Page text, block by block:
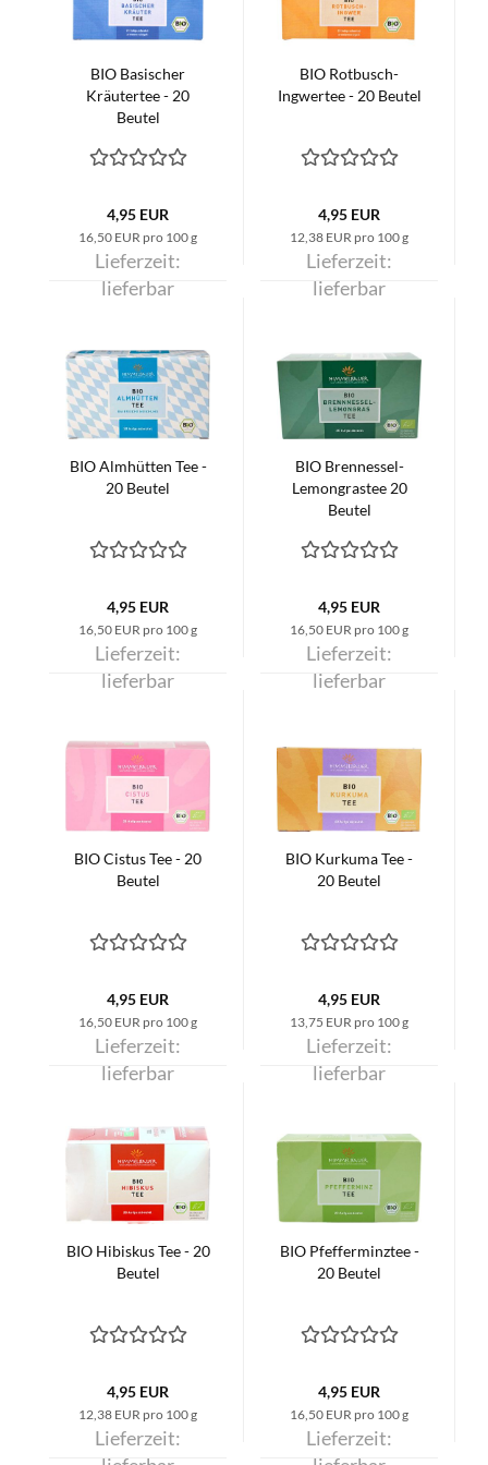
BIO Basischer
Kräutertee - 20
Beutel
4,95 EUR
16,50 EUR pro 100 g
Lieferzeit:
lieferbar
BIO Rotbusch-
Ingwertee - 20 Beutel
4,95 EUR
12,38 EUR pro 100 g
Lieferzeit:
lieferbar
BIO Almhütten Tee -
20 Beutel
4,95 EUR
16,50 EUR pro 100 g
Lieferzeit:
lieferbar
BIO Brennessel-
Lemongrastee 20
Beutel
4,95 EUR
16,50 EUR pro 100 g
Lieferzeit:
lieferbar
BIO Cistus Tee - 20
Beutel
4,95 EUR
16,50 EUR pro 100 g
Lieferzeit:
lieferbar
BIO Kurkuma Tee -
20 Beutel
4,95 EUR
13,75 EUR pro 100 g
Lieferzeit:
lieferbar
BIO Hibiskus Tee - 20
Beutel
4,95 EUR
12,38 EUR pro 100 g
Lieferzeit:
BIO Pfefferminztee -
20 Beutel
4,95 EUR
16,50 EUR pro 100 g
Lieferzeit: